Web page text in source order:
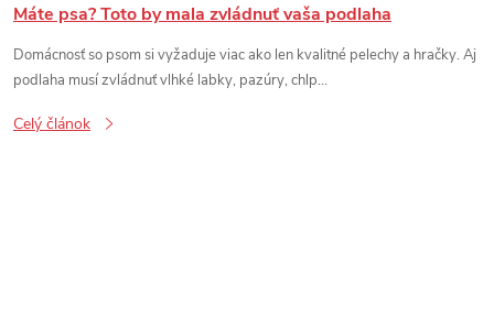
Máte psa? Toto by mala zvládnuť vaša podlaha
Domácnosť so psom si vyžaduje viac ako len kvalitné pelechy a hračky. Aj
podlaha musí zvládnuť vlhké labky, pazúry, chlp...
Celý článok